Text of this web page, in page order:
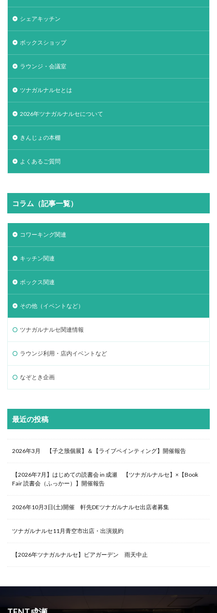
シェアキッチン
ボックスショップ
ラウンジ・会議室
ツナガルナルセとは
2026年ツナガルナルセについて
きんじょの本棚
よくあるご質問
コラム（記事一覧）
コワーキング関連
キッチン関連
ボックス関連
その他（イベントなど）
ツナガルナルセ関連情報
ラウンジ利用・店内イベントなど
なぞとき企画
最近の投稿
2026年3月 【子之籏個展】＆【ライブペインティング】開催報告
【2026年7月】はじめての読書会 in 成瀬 【ツナガルナルセ】×【Book
Fair 読書会（ふっかー）】開催報告
2026年10月3日(土)開催 軒先DEツナガルナルセ出店者募集
ツナガルナルセ11月青空市出店・出演規約
【2026年ツナガルナルセ】ビアガーデン 雨天中止